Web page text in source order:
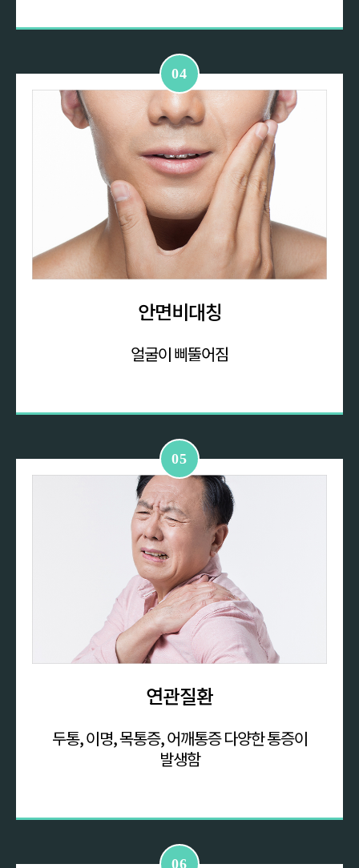
안면비대칭
얼굴이삐뚤어짐
연관질환
두통, 이명, 목통증, 어깨통증다양한 통증이
발생함